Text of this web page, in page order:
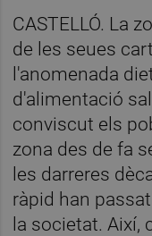
CASTELLÓ. La
de les seues
l'anomenada
d'alimentació
conviscut els
zona des de fa
les darreres
ràpid han
la societat. Així,